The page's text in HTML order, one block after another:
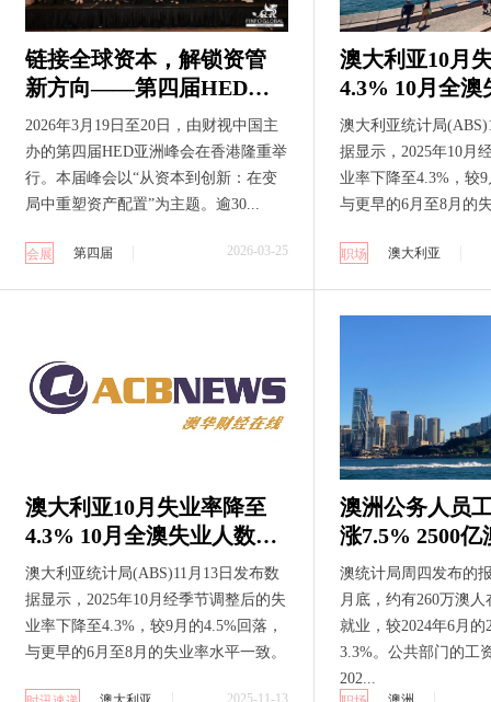
链接全球资本，解锁资管
新方向——第四届HED亚
洲峰会香港圆满落幕
2026年3月19日至20日，由财视中国主
办的第四届HED亚洲峰会在香港隆重举
行。本届峰会以“从资本到创新：在变
局中重塑资产配置”为主题。逾30...
会展 第四届 2026-03-25
澳大利亚10月
4.3% 10月全澳
少约17,000人
加约42,000人
澳大利亚统计局
据显示，2025年10月
业率下降至4.3%，较
与更早的6月至8月的
职场 澳大利亚
澳大利亚10月失业率降至
4.3% 10月全澳失业人数减
少约17,000人 就业人数增
加约42,000人
澳大利亚统计局(ABS)11月13日发布数
据显示，2025年10月经季节调整后的失
业率下降至4.3%，较9月的4.5%回落，
与更早的6月至8月的失业率水平一致。
2025-11-13
澳洲公务人员
涨7.5% 2500亿澳元庞大工
资账引质疑
澳统计局周四发布的
月底，约有260万澳
就业，较2024年6月的
3.3%。公共部门的工
202...